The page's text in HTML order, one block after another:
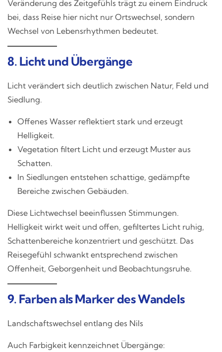
Veränderung des Zeitgefühls trägt zu einem Eindruck
bei, dass Reise hier nicht nur Ortswechsel, sondern
Wechsel von Lebensrhythmen bedeutet.
8. Licht und Übergänge
Licht verändert sich deutlich zwischen Natur, Feld und
Siedlung.
Offenes Wasser reflektiert stark und erzeugt
Helligkeit.
Vegetation filtert Licht und erzeugt Muster aus
Schatten.
In Siedlungen entstehen schattige, gedämpfte
Bereiche zwischen Gebäuden.
Diese Lichtwechsel beeinflussen Stimmungen.
Helligkeit wirkt weit und offen, gefiltertes Licht ruhig,
Schattenbereiche konzentriert und geschützt. Das
Reisegefühl schwankt entsprechend zwischen
Offenheit, Geborgenheit und Beobachtungsruhe.
9. Farben als Marker des Wandels
Landschaftswechsel entlang des Nils
Auch Farbigkeit kennzeichnet Übergänge: